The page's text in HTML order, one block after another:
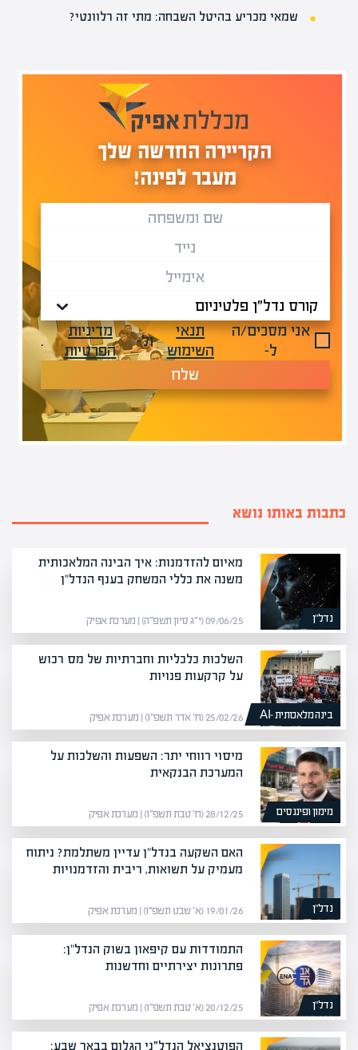
שמאי מכריע בהיטל השבחה: מתי זה רלוונטי?
הקריירה החדשה שלך
מעבר לפינה!
אני מסכים/ה
ל-
תנאי
השימוש
ול-
מדיניות
הפרטיות
.
שלח
כתבות באותו נושא
נדל”ן
מאיום להזדמנות: איך הבינה המלאכותית
משנה את כללי המשחק בענף הנדל"ן
09/06/25 (י״ג סיון תשפ״ה) | מערכת אפיק
בינה מלאכותית -AI
השלכות כלכליות וחברתיות של מס רכוש
על קרקעות פנויות
25/02/26 (ח׳ אדר תשפ״ו) | מערכת אפיק
מימון ופיננסים
מיסוי רווחי יתר: השפעות והשלכות על
המערכת הבנקאית
28/12/25 (ח׳ טבת תשפ״ו) | מערכת אפיק
נדל”ן
האם השקעה בנדל"ן עדיין משתלמת? ניתוח
מעמיק על תשואות, ריבית והזדמנויות
19/01/26 (א׳ שבט תשפ״ו) | מערכת אפיק
נדל”ן
התמודדות עם קיפאון בשוק הנדל"ן:
פתרונות יצירתיים וחדשנות
20/12/25 (א׳ טבת תשפ״ו) | מערכת אפיק
הפוטנציאל הנדל״ני הגלום בבאר שבע: